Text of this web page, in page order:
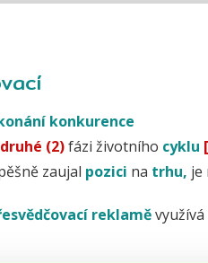
konkurence
druhé (2)fázi životního cyklu [
zaujal pozici na trhu, je
reklaměvyužívá